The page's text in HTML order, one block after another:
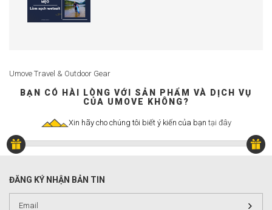
Umove Travel & Outdoor Gear
BẠN CÓ HÀI LÒNG VỚI SẢN PHẨM VÀ DỊCH VỤ
CỦA UMOVE KHÔNG?
Xin hãy cho chúng tôi biết ý kiến của bạn tại đây
ĐĂNG KÝ NHẬN BẢN TIN